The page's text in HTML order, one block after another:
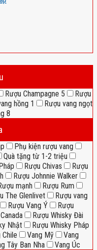
Rượu Champagne 5
Rượu
hồng 1
Rượu vang ngọt
8
Phụ kiện rượu vang
Quà tặng từ 1-2 triệu
Rượu Chivas
Rượu
Rượu Johnnie Walker
mạnh
Rượu Rum
The Glenlivet
Rượu vang
Rượu Vang Ý
Rượu
Rượu Whisky Đài
Nhật
Rượu Whisky Pháp
Chile Vang Mỹ
Vang
Tây Ban Nha Vang Úc